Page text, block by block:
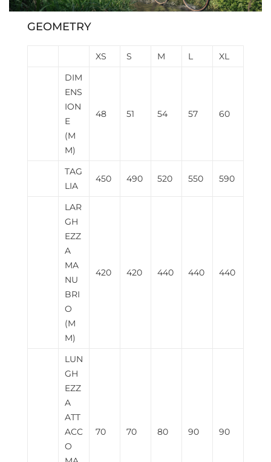
GEOMETRY
XS S M L
XL
DIM
ENS
ION
E
(M
M)
48 51 54 57 60
TAG
LIA
450 490 520 550 590
LAR
GH
EZZ
A
MA
NU
BRI
O
(M
M)
420 420 440 440 440
LUN
GH
EZZ
A
ATT
ACC
O
70 70 80 90 90